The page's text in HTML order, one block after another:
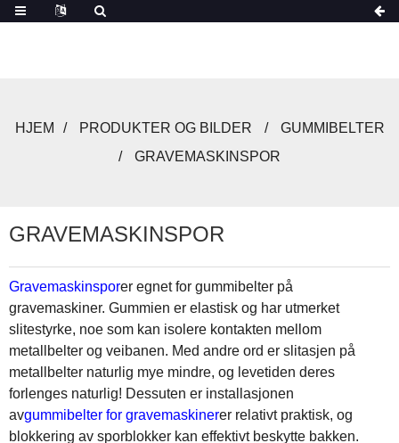
HJEM PRODUKTER OG BILDER
GUMMIBELTER
GRAVEMASKINSPOR
GRAVEMASKINSPOR
Gravemaskinsporer egnet for gummibelter på
gravemaskiner. Gummien er elastisk og har utmerket
slitestyrke, noe som kan isolere kontakten mellom
metallbelter og veibanen. Med andre ord er slitasjen på
metallbelter naturlig mye mindre, og levetiden deres
forlenges naturlig! Dessuten er installasjonen
avgummibelter for gravemaskinerer relativt praktisk, og
blokkering av sporblokker kan effektivt beskytte bakken.